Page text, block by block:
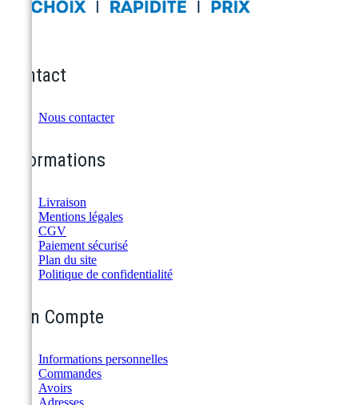
Contact
Nous contacter
Informations
Livraison
Mentions légales
CGV
Paiement sécurisé
Plan du site
Politique de confidentialité
Mon Compte
Informations personnelles
Commandes
Avoirs